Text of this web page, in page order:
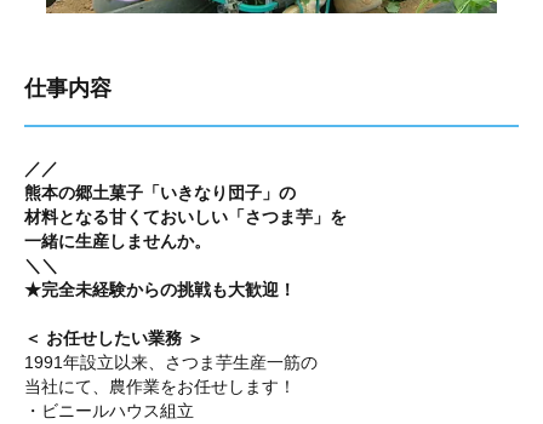
仕事内容
／／
熊本の郷土菓子「いきなり団子」の
材料となる甘くておいしい「さつま芋」を
一緒に生産しませんか。
＼＼
★完全未経験からの挑戦も大歓迎！
＜ お任せしたい業務 ＞
1991年設立以来、さつま芋生産一筋の
当社にて、農作業をお任せします！
・ビニールハウス組立